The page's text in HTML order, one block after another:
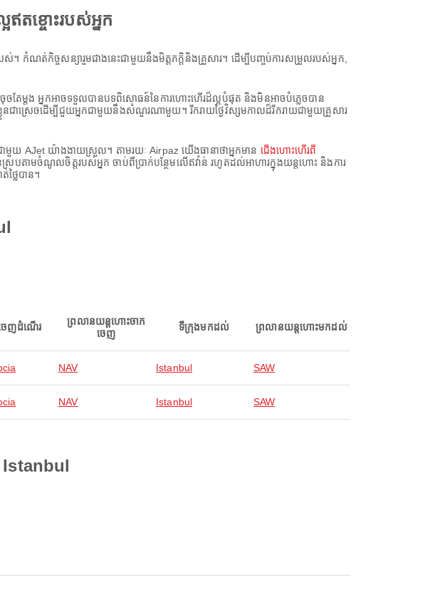
តខ្ចោះរបស់អ្នក
កំណត់កិច្ចសន្យារួមជាងនេះជាមួយនឹងមិត្តភក្តិនិងគ្រួសារ។ ដើម្បីបញ្ចប់ការសម្រួលរបស់អ្នក,
ម្តង អ្នកអាចទទួលបានបទពិសោធន៍នៃការហោះហើរដ៏ល្អបំផុត និងមិនអាចបំភ្លេចបាន
នជាស្រេចដើម្បីជួយអ្នកជាមួយនឹងសំណួរណាមួយ។ រីករាយថ្ងៃវិស្សមកាលដ៏រីករាយជាមួយគ្រួសារ
យ AJet យ៉ាងងាយស្រួល។ តាមរយៈ Airpaz យើងធានាថាអ្នកមាន ជើងហោះហើរពី
របតាមចំណូលចិត្តរបស់អ្នក ចាប់ពីប្រាក់បន្ថែមលើឥវ៉ាន់ រហូតដល់អាហារក្នុងយន្តហោះ និងការ
លៃបាន។
េញដំណើរ
ព្រលានយន្តហោះចាក
ចេញ
ទីក្រុងមកដល់ ព្រលានយន្តហោះមកដល់
NAV Istanbul SAW
NAV Istanbul SAW